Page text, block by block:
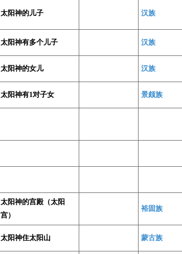
太阳神的儿子 汉族
太阳神有多个儿子 汉族
太阳神的女儿 汉族
太阳神有1对子女 景颇族
太阳神的宫殿（太阳
宫）
裕固族
太阳神住太阳山 蒙古族